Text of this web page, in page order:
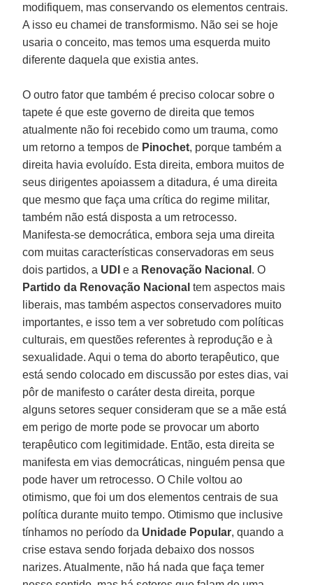
modifiquem, mas conservando os elementos centrais.
A isso eu chamei de transformismo. Não sei se hoje
usaria o conceito, mas temos uma esquerda muito
diferente daquela que existia antes.
O outro fator que também é preciso colocar sobre o
tapete é que este governo de direita que temos
atualmente não foi recebido como um trauma, como
um retorno a tempos de Pinochet, porque também a
direita havia evoluído. Esta direita, embora muitos de
seus dirigentes apoiassem a ditadura, é uma direita
que mesmo que faça uma crítica do regime militar,
também não está disposta a um retrocesso.
Manifesta-se democrática, embora seja uma direita
com muitas características conservadoras em seus
dois partidos, a UDIe a Renovação Nacional . O
Partido da Renovação Nacional tem aspectos mais
liberais, mas também aspectos conservadores muito
importantes, e isso tem a ver sobretudo com políticas
culturais, em questões referentes à reprodução e à
sexualidade. Aqui o tema do aborto terapêutico, que
está sendo colocado em discussão por estes dias, vai
pôr de manifesto o caráter desta direita, porque
alguns setores sequer consideram que se a mãe está
em perigo de morte pode se provocar um aborto
terapêutico com legitimidade. Então, esta direita se
manifesta em vias democráticas, ninguém pensa que
pode haver um retrocesso. O Chile voltou ao
otimismo, que foi um dos elementos centrais de sua
política durante muito tempo. Otimismo que inclusive
tínhamos no período da Unidade Popular, quando a
crise estava sendo forjada debaixo dos nossos
narizes. Atualmente, não há nada que faça temer